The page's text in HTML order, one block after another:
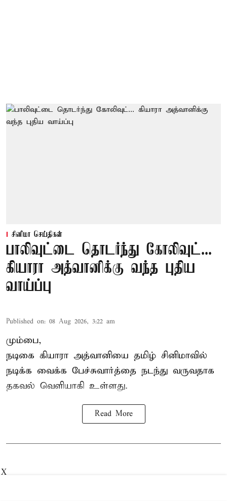
சினிமா செய்திகள்
பாலிவுட்டை தொடர்ந்து கோலிவுட்...
கியாரா அத்வானிக்கு வந்த புதிய
வாய்ப்பு
Published on: 08 Aug 2026, 3:22 am
மும்பை,
நடிகை கியாரா அத்வானியை தமிழ் சினிமாவில்
நடிக்க வைக்க பேச்சுவார்த்தை நடந்து வருவதாக
தகவல் வெளியாகி உள்ளது.
Read More
X